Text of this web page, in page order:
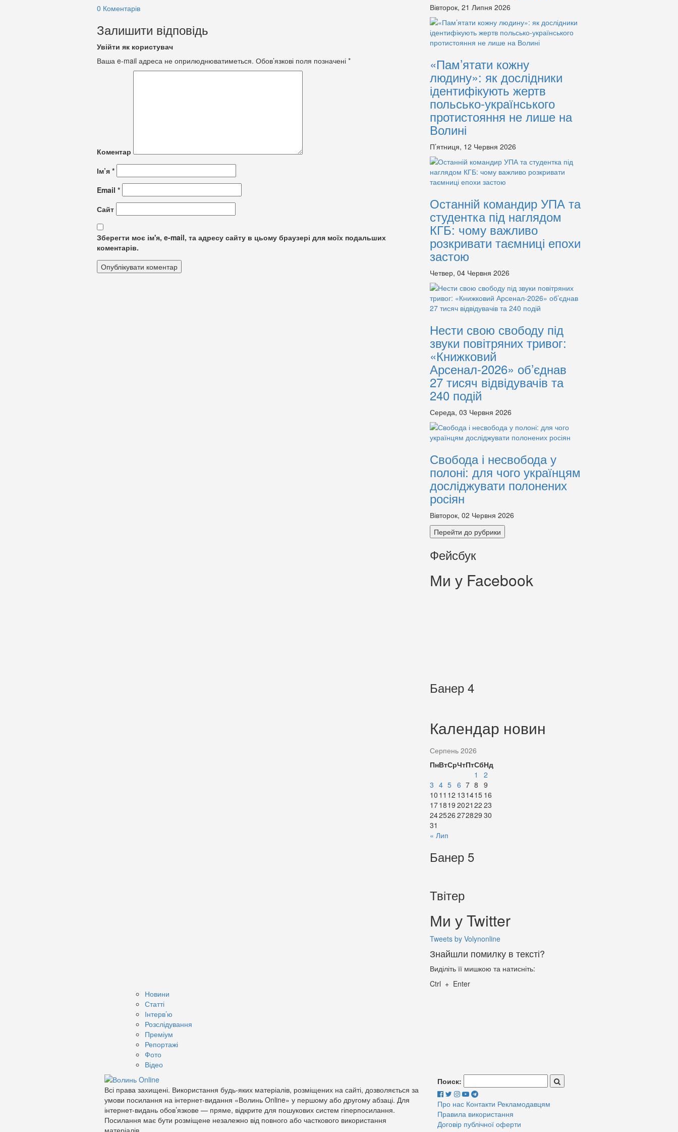
0 Коментарів
Залишити відповідь
Увійти як користувач
Ваша e-mail адреса не оприлюднюватиметься. Обов’язкові поля позначені *
Коментар
Ім’я *
Email *
Сайт
Зберегти моє ім'я, e-mail, та адресу сайту в цьому браузері для моїх подальших
коментарів.
Вівторок, 21 Липня 2026
«Пам’ятати кожну
людину»: як дослідники
ідентифікують жертв
польсько-українського
протистояння не лише на
Волині
П’ятниця, 12 Червня 2026
Останній командир УПА та
студентка під наглядом
КГБ: чому важливо
розкривати таємниці епохи
застою
Четвер, 04 Червня 2026
Нести свою свободу під
звуки повітряних тривог:
«Книжковий
Арсенал-2026» об’єднав
27 тисяч відвідувачів та
240 подій
Середа, 03 Червня 2026
Свобода і несвобода у
полоні: для чого українцям
досліджувати полонених
росіян
Вівторок, 02 Червня 2026
Перейти до рубрики
Фейсбук
Ми у Facebook
Банер 4
Календар новин
Серпень 2026
ПнВтСрЧтПтСбНд
1
2
3 4 5 6 7 8 9
10 11 12 131415 16
171819 2021 22 23
242526 272829 30
31
« Лип
Банер 5
Твітер
Ми у Twitter
Tweets by Volynonline
Знайшли помилку в тексті?
Виділіть її мишкою та натисніть:
Ctrl + Enter
Новини
Статті
Інтерв’ю
Розслідування
Преміум
Репортажі
Фото
Відео
Всі права захищені. Використання будь-яких матеріалів, розміщених на сайті, дозволяється за
умови посилання на інтернет-видання «Волинь Online» у першому або другому абзаці. Для
інтернет-видань обов’язкове — пряме, відкрите для пошукових систем гіперпосилання.
Посилання має бути розміщене незалежно від повного або часткового використання
Поиск:
Про нас Контакти Рекламодавцям
Правила використання
Договір публічної оферти